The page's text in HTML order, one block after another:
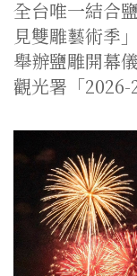
全台唯一結合
見雙雕藝術季
舉辦鹽雕開幕
觀光署「